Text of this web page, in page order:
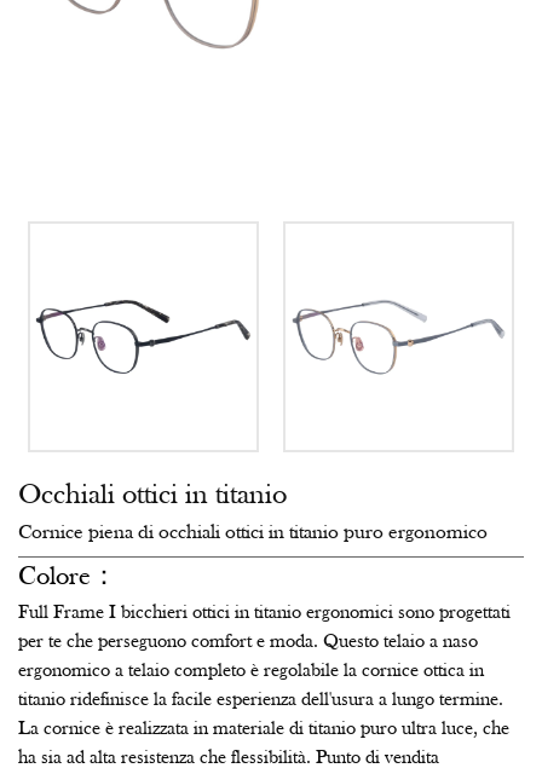
Occhiali ottici in titanio
Cornice piena di occhiali ottici in titanio puro ergonomico
Colore：
Full Frame I bicchieri ottici in titanio ergonomici sono progettati
per te che perseguono comfort e moda. Questo telaio a naso
ergonomico a telaio completo è regolabile la cornice ottica in
titanio ridefinisce la facile esperienza dell'usura a lungo termine.
La cornice è realizzata in materiale di titanio puro ultra luce, che
ha sia ad alta resistenza che flessibilità. Punto di vendita